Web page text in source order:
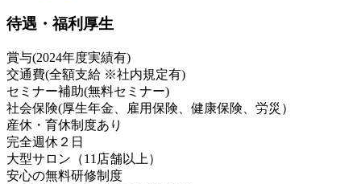
待遇・福利厚生
賞与(2024年度実績有)
交通費(全額支給 ※社内規定有)
セミナー補助(無料セミナー)
社会保険(厚生年金、雇用保険、健康保険、労災）
産休・育休制度あり
完全週休２日
大型サロン（11店舗以上）
安心の無料研修制度